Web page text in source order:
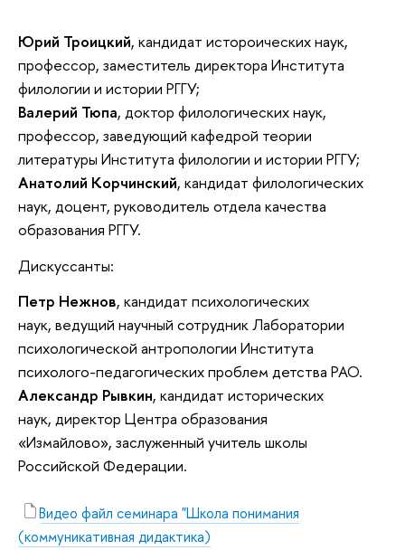
Юрий Троицкий, кандидат истороических наук,
профессор, заместитель директора Института
филологии и истории РГГУ;
Валерий Тюпа, доктор филологических наук,
профессор, заведующий кафедрой теории
литературы Института филологии и истории РГГУ;
Анатолий Корчинский, кандидат филологических
наук, доцент, руководитель отдела качества
образования РГГУ.
Дискуссанты:
Петр Нежнов, кандидат психологических
наук, ведущий научный сотрудник Лаборатории
психологической антропологии Института
психолого-педагогических проблем детства РАО.
Александр Рывкин, кандидат исторических
наук, директор Центра образования
«Измайлово», заслуженный учитель школы
Российской Федерации.
Видео файл семинара "Школа понимания
(коммуникативная дидактика)